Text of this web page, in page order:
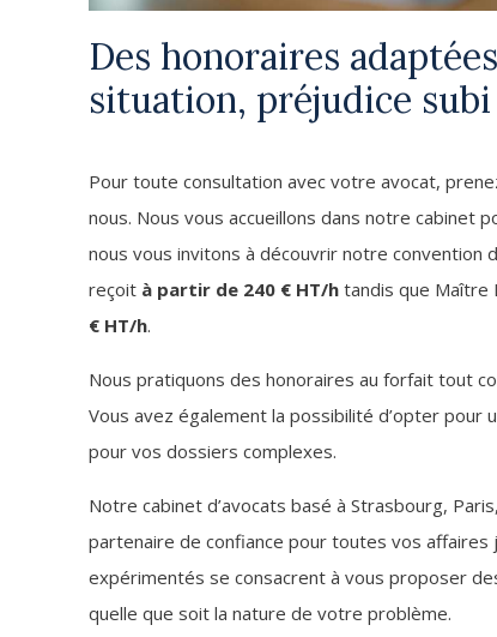
Des honoraires
situation, préjudice subi
Pour toute consultation avec votre avocat,
nous. Nous vous accueillons dans notre cabinet
nous vous invitons à découvrir notre convention
reçoit à partir de 240 € HT/h tandis que Maître
€ HT/h.
Nous pratiquons des honoraires au forfait tout
Vous avez également la possibilité d’opter pour
pour vos dossiers complexes.
Notre cabinet d’avocats basé à Strasbourg,
partenaire de confiance pour toutes vos affaires
expérimentés se consacrent à vous proposer
quelle que soit la nature de votre problème.